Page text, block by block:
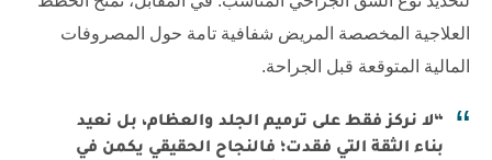
العلاجية المخصصة المريض شفافية تامة حول المصروفات
المالية المتوقعة قبل الجراحة.
“لا نركز فقط على ترميم الجلد والعظام، بل نعيد
بناء الثقة التي فقدت؛ فالنجاح الحقيقي يكمن في